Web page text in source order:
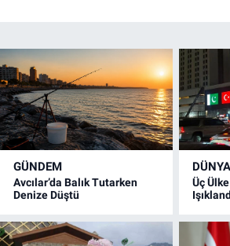
GÜNDEM
Avcılar’da Balık Tutarken
Denize Düştü
DÜNYA
Üç